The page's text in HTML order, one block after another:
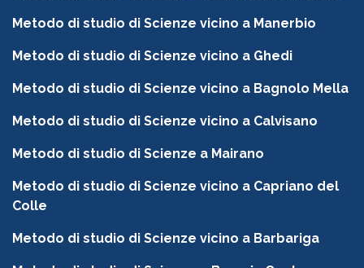
Metodo di studio di Scienze vicino a Manerbio
Metodo di studio di Scienze vicino a Ghedi
Metodo di studio di Scienze vicino a Bagnolo Mella
Metodo di studio di Scienze vicino a Calvisano
Metodo di studio di Scienze a Mairano
Metodo di studio di Scienze vicino a Capriano del
Colle
Metodo di studio di Scienze vicino a Barbariga